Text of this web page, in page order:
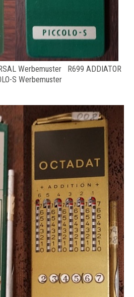
Werbemuster R699 ADDIATOR
S Werbemuster